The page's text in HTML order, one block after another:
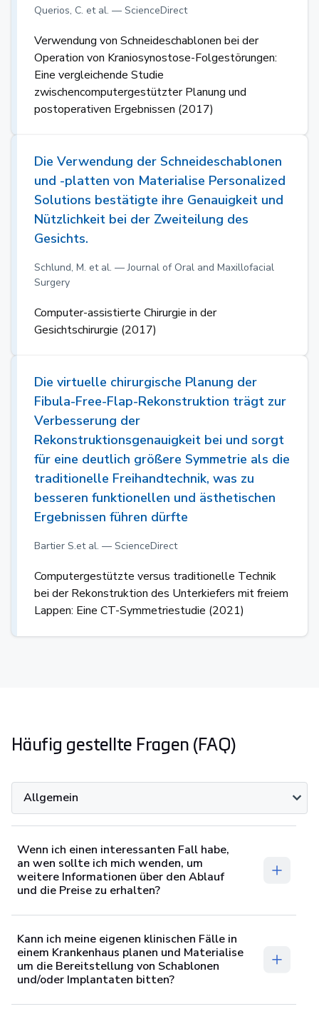
Querios, C. et al. — ScienceDirect
Verwendung von Schneideschablonen bei der
Operation von Kraniosynostose-Folgestörungen:
Eine vergleichende Studie
zwischencomputergestützter Planung und
postoperativen Ergebnissen (2017)
Die Verwendung der Schneideschablonen
und -platten von Materialise Personalized
Solutions bestätigte ihre Genauigkeit und
Nützlichkeit bei der Zweiteilung des
Gesichts.
Schlund, M. et al. — Journal of Oral and Maxillofacial
Surgery
Computer-assistierte Chirurgie in der
Gesichtschirurgie (2017)
Die virtuelle chirurgische Planung der
Fibula-Free-Flap-Rekonstruktion trägt zur
Verbesserung der
Rekonstruktionsgenauigkeit bei und sorgt
für eine deutlich größere Symmetrie als die
traditionelle Freihandtechnik, was zu
besseren funktionellen und ästhetischen
Ergebnissen führen dürfte
Bartier S.et al. — ScienceDirect
Computergestützte versus traditionelle Technik
bei der Rekonstruktion des Unterkiefers mit freiem
Lappen: Eine CT-Symmetriestudie (2021)
Häufig gestellte Fragen (FAQ)
Allgemein
Wenn ich einen interessanten Fall habe,
an wen sollte ich mich wenden, um
weitere Informationen über den Ablauf
und die Preise zu erhalten?
Kann ich meine eigenen klinischen Fälle in
einem Krankenhaus planen und Materialise
um die Bereitstellung von Schablonen
und/oder Implantaten bitten?